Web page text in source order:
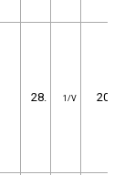
28. 1/V 20.43